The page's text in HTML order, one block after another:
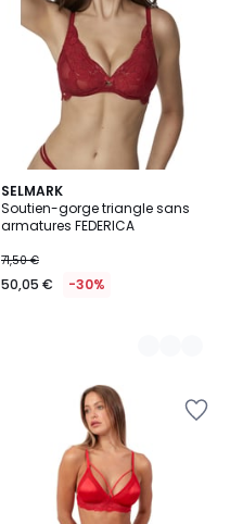
SELMARK
Soutien-gorge triangle sans
armatures FEDERICA
71,50 €
50,05 € -30%
3
Couleurs